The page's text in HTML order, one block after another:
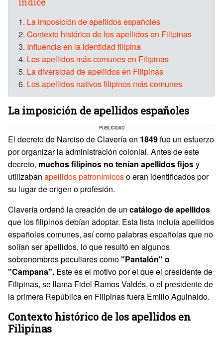
1. La imposición de apellidos españoles
2. Contexto histórico de los apellidos en Filipinas
3. Influencia en la identidad filipina
4. Los apellidos más comunes en Filipinas
5. La diversidad de apellidos en Filipinas
6. Los apellidos nativos filipinos más comunes
La imposición de apellidos españoles
PUBLICIDAD
El decreto de Narciso de Clavería en 1849fue un esfuerzo
por organizar la administración colonial. Antes de este
decreto, muchos filipinos no tenían apellidos fijosy
utilizaban apellidos patronímicoso eran identificados por
su lugar de origen o profesión.
Clavería ordenó la creación de un catálogo de apellidos
que los filipinos debían adoptar. Esta lista incluía apellidos
españoles comunes, así como palabras españolas que no
solían ser apellidos, lo que resultó en algunos
sobrenombres peculiares como"Pantalón" o
"Campana". Este es el motivo por el que el presidente de
Filipinas, se llama Fidel Ramos Valdés, o el presidente de
la primera República en Filipinas fuera Emilio Aguinaldo.
Contexto histórico de los apellidos en
Filipinas